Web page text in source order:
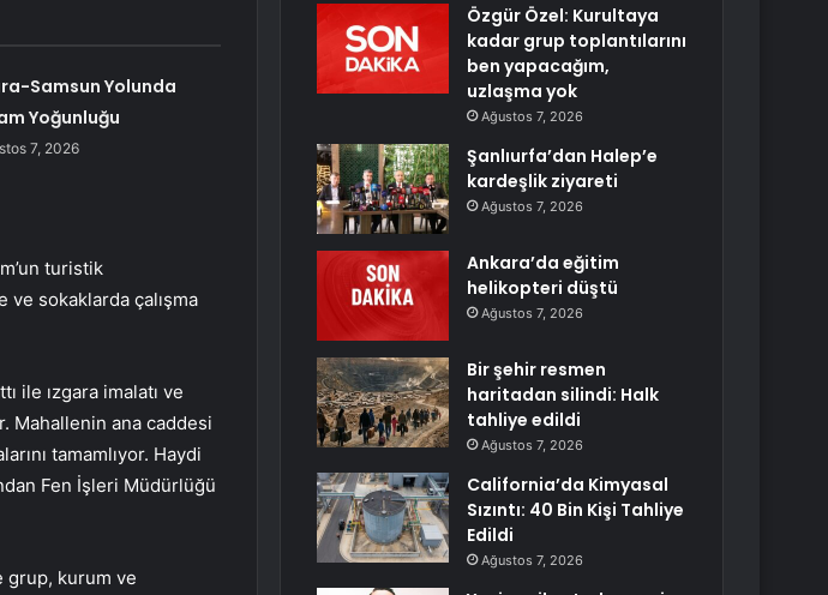
Samsun Yolunda
Yoğunluğu
7, 2026
turistik
ve sokaklarda çalışma
ile ızgara imalatı ve
Mahallenin ana caddesi
tamamlıyor. Haydi
Fen İşleri Müdürlüğü
grup, kurum ve
Özgür Özel: Kurultaya
kadar grup toplantılarını
ben yapacağım,
uzlaşma yok
Ağustos 7, 2026
Şanlıurfa’dan Halep’e
kardeşlik ziyareti
Ağustos 7, 2026
Ankara’da eğitim
helikopteri düştü
Ağustos 7, 2026
Bir şehir resmen
haritadan silindi: Halk
tahliye edildi
Ağustos 7, 2026
California’da Kimyasal
Sızıntı: 40 Bin Kişi Tahliye
Edildi
Ağustos 7, 2026